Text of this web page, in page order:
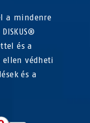
a mindenre
és a
ellen védheti
és a